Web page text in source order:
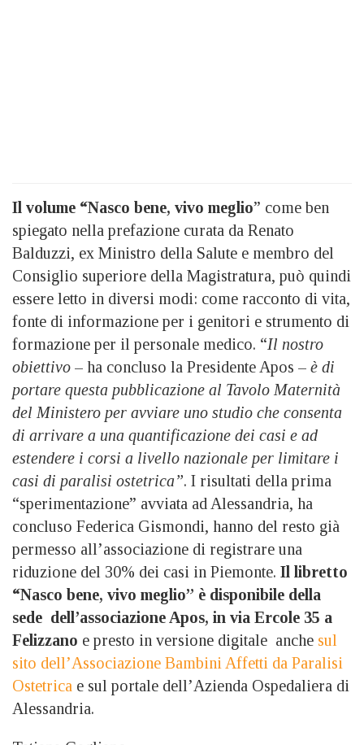
Il volume “Nasco bene, vivo meglio” come ben
spiegato nella prefazione curata da Renato
Balduzzi, ex Ministro della Salute e membro del
Consiglio superiore della Magistratura, può quindi
essere letto in diversi modi: come racconto di vita,
fonte di informazione per i genitori e strumento di
formazione per il personale medico. “Il nostro
obiettivo – ha concluso la Presidente Apos – è di
portare questa pubblicazione al Tavolo Maternità
del Ministero per avviare uno studio che consenta
di arrivare a una quantificazione dei casi e ad
estendere i corsi a livello nazionale per limitare i
casi di paralisi ostetrica”. I risultati della prima
“sperimentazione” avviata ad Alessandria, ha
concluso Federica Gismondi, hanno del resto già
permesso all’associazione di registrare una
riduzione del 30% dei casi in Piemonte. Il libretto
“Nasco bene, vivo meglio” è disponibile della
sede dell’associazione Apos, in via Ercole 35 a
Felizzano e presto in versione digitale anche sul
sito dell’Associazione Bambini Affetti da Paralisi
Ostetrica e sul portale dell’Azienda Ospedaliera di
Alessandria.